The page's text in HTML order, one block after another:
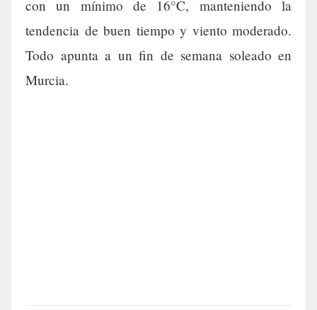
con un mínimo de 16°C, manteniendo la
tendencia de buen tiempo y viento moderado.
Todo apunta a un fin de semana soleado en
Murcia.